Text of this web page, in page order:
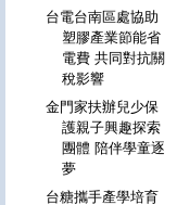
台電台南區處協助
塑膠產業節能省
電費 共同對抗關
稅影響
金門家扶辦兒少保
護親子興趣探索
團體 陪伴學童逐
夢
台糖攜手產學培育